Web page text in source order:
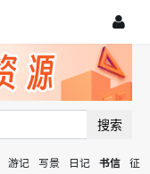
搜索
游记 写景 日记 书信
征